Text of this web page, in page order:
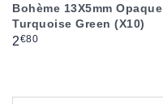
Bohème 13X5mm Opaque
Turquoise Green (X10)
Prix
2€80